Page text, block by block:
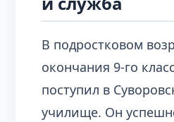
В подростковом
окончания 9-го
поступил в
училище. Он